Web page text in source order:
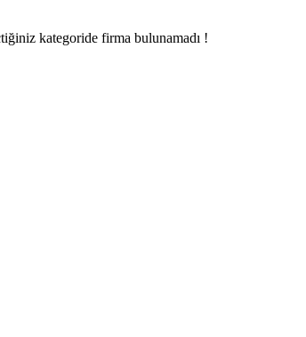
kategoride firma bulunamadı !